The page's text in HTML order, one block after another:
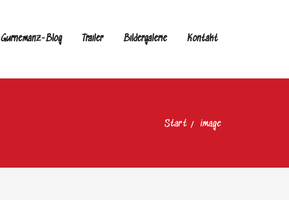
Gurnemanz-Blog Trailer Bildergalerie Kontakt
Start image